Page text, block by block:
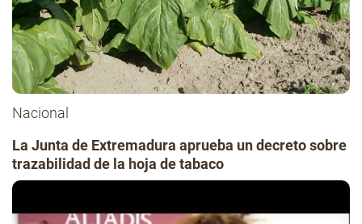
Nacional
La Junta de Extremadura aprueba un decreto sobre
trazabilidad de la hoja de tabaco